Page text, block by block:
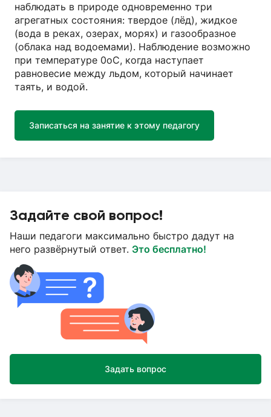
наблюдать в природе одновременно три
агрегатных состояния: твердое (лёд), жидкое
(вода в реках, озерах, морях) и газообразное
(облака над водоемами). Наблюдение возможно
при температуре 0оС, когда наступает
равновесие между льдом, который начинает
таять, и водой.
Записаться на занятие к этому педагогу
Задайте свой вопрос!
Наши педагоги максимально быстро дадут на
него развёрнутый ответ. Это бесплатно!
Задать вопрос